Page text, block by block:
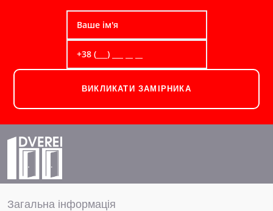
ВИКЛИКАТИ ЗАМІРНИКА
Загальна інформація